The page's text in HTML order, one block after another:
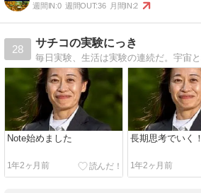
週間IN:0 週間OUT:36 月間IN:2
28
サチコの実験にっき
Note始めました
1年2ヶ月前
長期思考でいく！
1年2ヶ月前